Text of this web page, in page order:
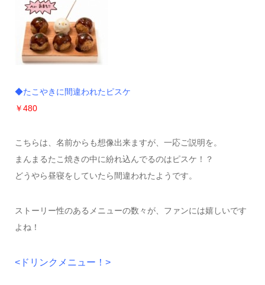
◆たこやきに間違われたピスケ
￥480
こちらは、名前からも想像出来ますが、一応ご説明を。
まんまるたこ焼きの中に紛れ込んでるのはピスケ！？
どうやら昼寝をしていたら間違われたようです。
ストーリー性のあるメニューの数々が、ファンには嬉しいです
よね！
<ドリンクメニュー！>